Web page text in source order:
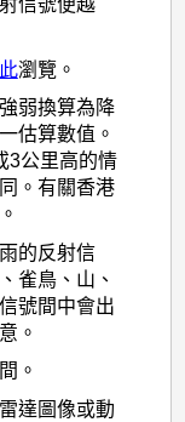
信號便越
瀏覽。
弱換算為降
估算數值。
3公里高的情
。有關香港
的反射信
雀鳥、山、
號間中會出
。
。
達圖像或動